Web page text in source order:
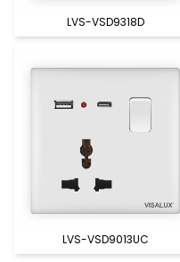
LVS-VSD9318D
LVS-VSD9013UC